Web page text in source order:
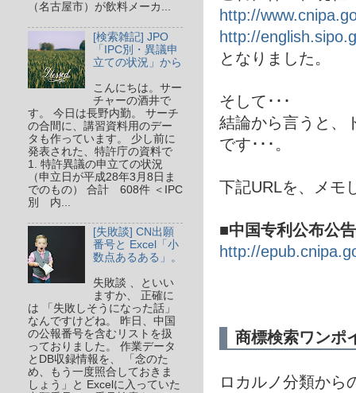
http://
http://
となりました。
そして･･･
結論から言うと、
です･･･。
下記URLを、メモ
■中国专利公布公告
http://
商標検索ワンポ
ロカルノ分類から
（名古屋市）が飲料メーカ...
[検索雑記] JPO
「IPC別・異議申
立ての状況」から
こんにちは。サー
チャーの酒井で
す。 今日は長野内勤。 サーチ
の合間に、講習資料用のデー
タも作っています。 少し前に
発表された、特許庁の資料で
1. 特許異議の申立ての状況
（申立日が平成28年3月8日ま
でのもの） 合計 608件 ＜IPC
別 内...
[失敗談] CN出願
番号と Excel「小
数点あるある」。
失敗談 、といい
ますか、 正確に
は 「失敗しそうになった話」
なんですけどね。 昨日、中国
の公報番号を含むリストを扱
っておりました。 作業データ
とDB収録情報を、 「念のた
め、もう一度照合しておきま
しょう」と Excelに入っていた